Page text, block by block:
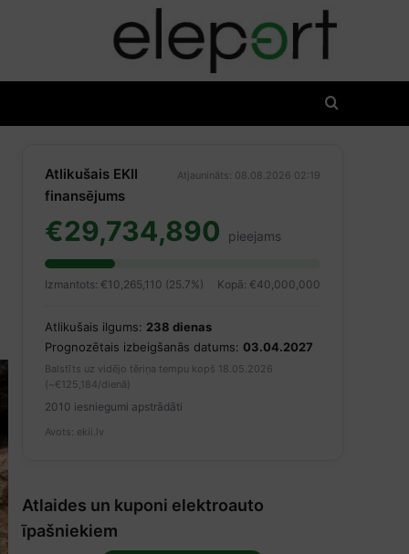
Atlikušais EKII
finansējums
Atjaunināts: 08.08.2026 02:19
€29,734,890 pieejams
Izmantots: €10,265,110 (25.7%) Kopā: €40,000,000
Atlikušais ilgums: 238 dienas
Prognozētais izbeigšanās datums: 03.04.2027
Balstīts uz vidējo tēriņa tempu kopš 18.05.2026
(~€125,184/dienā)
2010 iesniegumi apstrādāti
Avots: ekii.lv
Atlaides un kuponi elektroauto
īpašniekiem